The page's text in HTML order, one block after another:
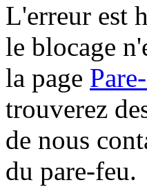
L'erreur est
le blocage
la page
trouverez
de nous
du pare-feu.